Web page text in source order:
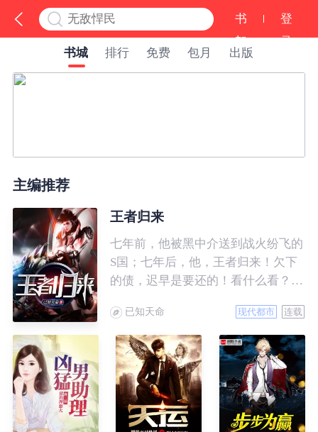
书
架
登
录
书城
排行 免费 包月 出版
主编推荐
王者归来
七年前，他被黑中介送到战火纷飞的
S国；七年后，他，王者归来！欠下
的债，迟早是要还的！看什么看？说
已知天命 现代都市 连载